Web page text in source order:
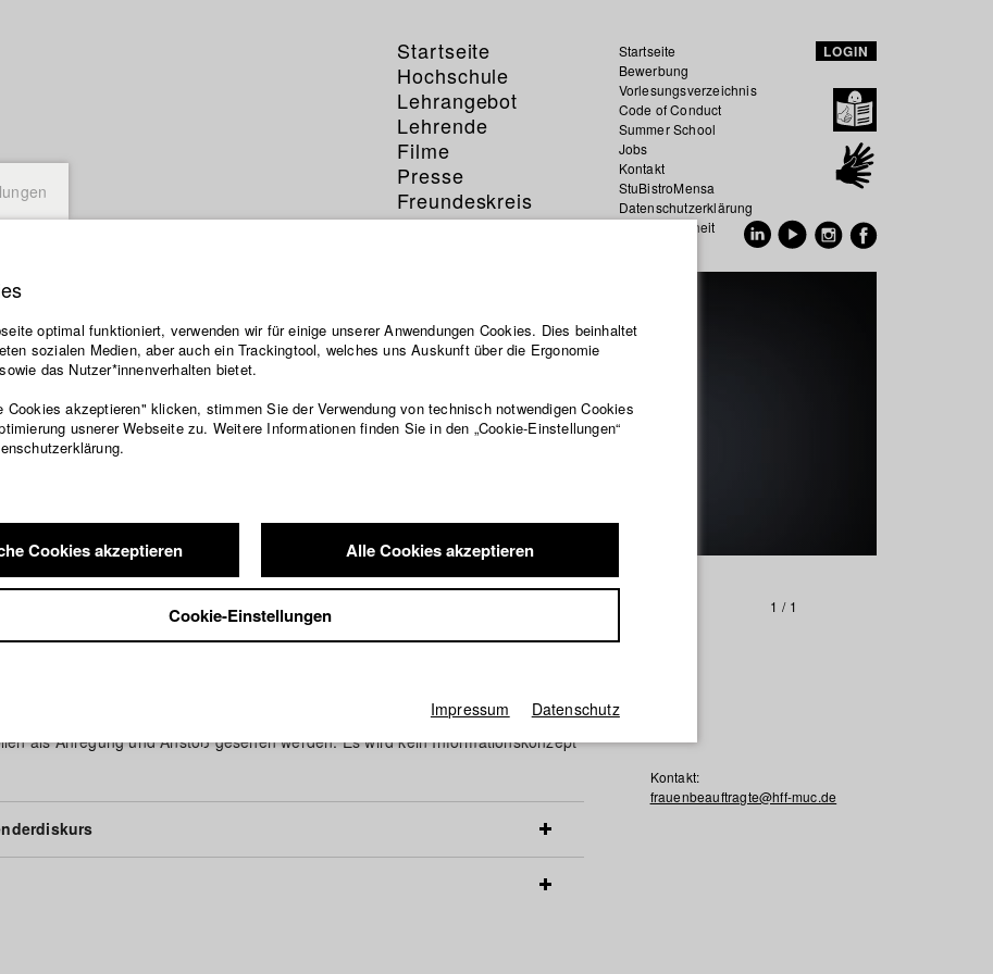
Startseite
Hochschule
Lehrangebot
Lehrende
Filme
Presse
Freundeskreis
Service
Startseite
Bewerbung
Vorlesungsverzeichnis
Code of Conduct
Summer School
Jobs
Kontakt
StuBistroMensa
Datenschutzerklärung
Datensicherheit
LOGIN
1 / 1
als Anregung und Anstoß gesehen werden. Es wird kein Informationskonzept
Kontakt:
frauenbeauftragte@hff-muc.de
optimal funktioniert, verwenden wir für einige unserer Anwendungen Cookies. Dies beinhaltet
sozialen Medien, aber auch ein Trackingtool, welches uns Auskunft über die Ergonomie
das Nutzer*innenverhalten bietet.
Cookies akzeptieren" klicken, stimmen Sie der Verwendung von technisch notwendigen Cookies
usnerer Webseite zu. Weitere Informationen finden Sie in den „Cookie-Einstellungen“
Cookies akzeptieren Alle Cookies akzeptieren
Cookie-Einstellungen
Impressum Datenschutz